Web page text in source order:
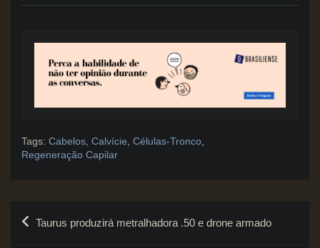
Tags: Cabelos Calvície Células-Tronco
Regeneração Capilar
Navegação
Taurus produzirá metralhadora .50 e drone armado